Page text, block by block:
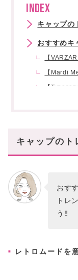
INDEX
キャップの
おすすめキ
【VARZAR
【Mardi
【
【
けも叶えよ
キャップのト
おす
トレ
う‼
レトロムードを